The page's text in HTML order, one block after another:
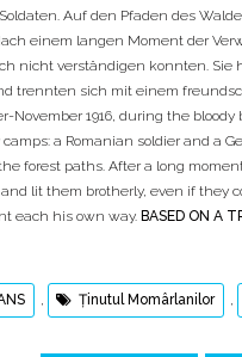
Auf den Pfaden des
einem langen Moment der
nicht verständigen konnten. Sie
trennten sich mit einem
1916, during the bloody
a Romanian soldier and a
forest paths. After a long
lit them brotherly, even if they
each his own way. BASED ON A
Ținutul Momârlanilor